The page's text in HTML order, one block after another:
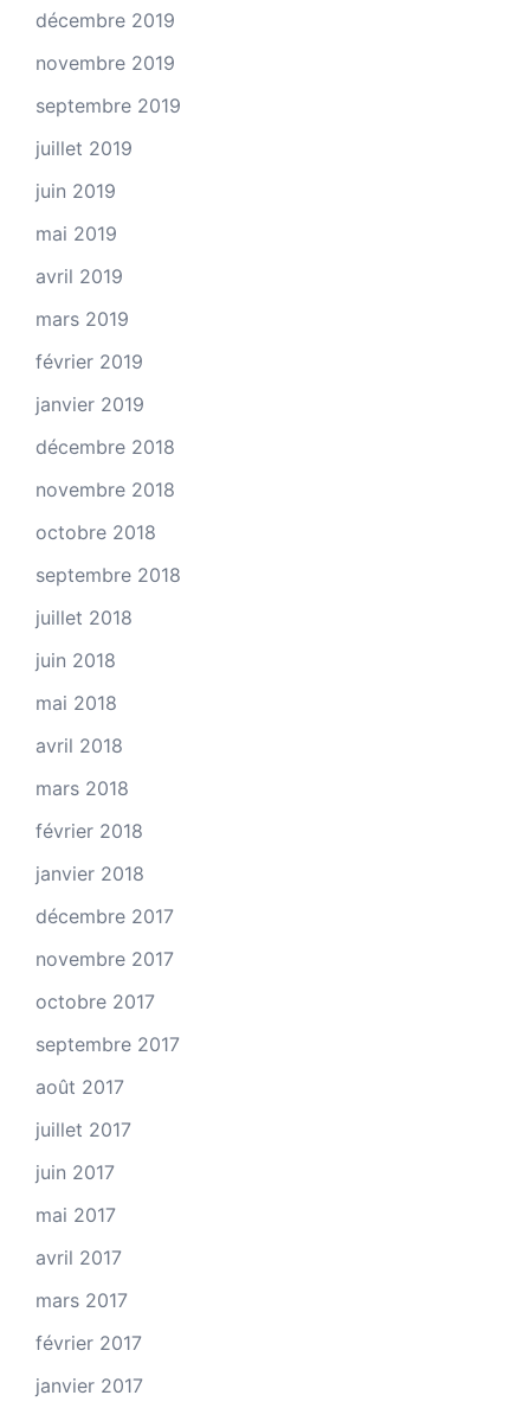
décembre 2019
novembre 2019
septembre 2019
juillet 2019
juin 2019
mai 2019
avril 2019
mars 2019
février 2019
janvier 2019
décembre 2018
novembre 2018
octobre 2018
septembre 2018
juillet 2018
juin 2018
mai 2018
avril 2018
mars 2018
février 2018
janvier 2018
décembre 2017
novembre 2017
octobre 2017
septembre 2017
août 2017
juillet 2017
juin 2017
mai 2017
avril 2017
mars 2017
février 2017
janvier 2017